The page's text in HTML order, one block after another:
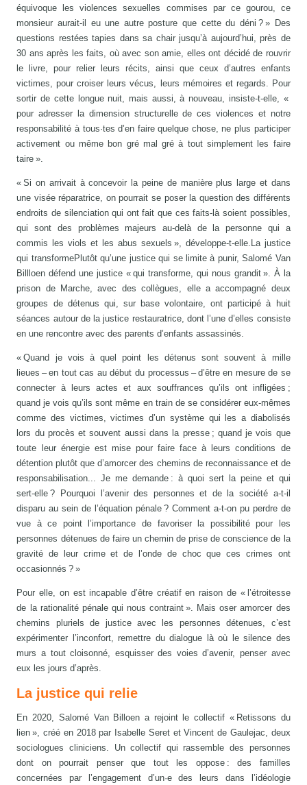
équivoque les violences sexuelles commises par ce gourou, ce
monsieur aurait-il eu une autre posture que cette du déni ? » Des
questions restées tapies dans sa chair jusqu’à aujourd’hui, près de
30 ans après les faits, où avec son amie, elles ont décidé de rouvrir
le livre, pour relier leurs récits, ainsi que ceux d’autres enfants
victimes, pour croiser leurs vécus, leurs mémoires et regards. Pour
sortir de cette longue nuit, mais aussi, à nouveau, insiste-t-elle, «
pour adresser la dimension structurelle de ces violences et notre
responsabilité à tous·tes d’en faire quelque chose, ne plus participer
activement ou même bon gré mal gré à tout simplement les faire
taire ».
« Si on arrivait à concevoir la peine de manière plus large et dans
une visée réparatrice, on pourrait se poser la question des différents
endroits de silenciation qui ont fait que ces faits-là soient possibles,
qui sont des problèmes majeurs au-delà de la personne qui a
commis les viols et les abus sexuels », développe-t-elle.La justice
qui transformePlutôt qu’une justice qui se limite à punir, Salomé Van
Billloen défend une justice « qui transforme, qui nous grandit ». À la
prison de Marche, avec des collègues, elle a accompagné deux
groupes de détenus qui, sur base volontaire, ont participé à huit
séances autour de la justice restauratrice, dont l’une d’elles consiste
en une rencontre avec des parents d’enfants assassinés.
« Quand je vois à quel point les détenus sont souvent à mille
lieues – en tout cas au début du processus – d’être en mesure de se
connecter à leurs actes et aux souffrances qu’ils ont infligées ;
quand je vois qu’ils sont même en train de se considérer eux-mêmes
comme des victimes, victimes d’un système qui les a diabolisés
lors du procès et souvent aussi dans la presse ; quand je vois que
toute leur énergie est mise pour faire face à leurs conditions de
détention plutôt que d’amorcer des chemins de reconnaissance et de
responsabilisation... Je me demande : à quoi sert la peine et qui
sert-elle ? Pourquoi l’avenir des personnes et de la société a-t-il
disparu au sein de l’équation pénale ? Comment a-t-on pu perdre de
vue à ce point l’importance de favoriser la possibilité pour les
personnes détenues de faire un chemin de prise de conscience de la
gravité de leur crime et de l’onde de choc que ces crimes ont
occasionnés ? »
Pour elle, on est incapable d’être créatif en raison de « l’étroitesse
de la rationalité pénale qui nous contraint ». Mais oser amorcer des
chemins pluriels de justice avec les personnes détenues, c’est
expérimenter l’inconfort, remettre du dialogue là où le silence des
murs a tout cloisonné, esquisser des voies d’avenir, penser avec
eux les jours d’après.
La justice qui relie
En 2020, Salomé Van Billoen a rejoint le collectif « Retissons du
lien », créé en 2018 par Isabelle Seret et Vincent de Gaulejac, deux
sociologues cliniciens. Un collectif qui rassemble des personnes
dont on pourrait penser que tout les oppose : des familles
concernées par l’engagement d’un·e des leurs dans l’idéologie